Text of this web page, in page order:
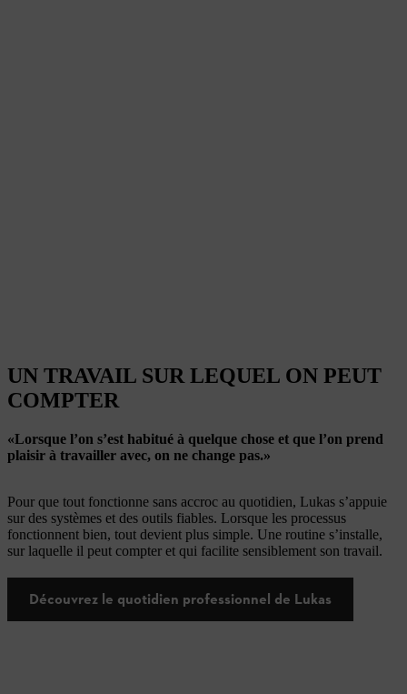
UN TRAVAIL SUR LEQUEL ON PEUT
COMPTER
«Lorsque l’on s’est habitué à quelque chose et que l’on prend
plaisir à travailler avec, on ne change pas.»
Pour que tout fonctionne sans accroc au quotidien, Lukas s’appuie
sur des systèmes et des outils fiables. Lorsque les processus
fonctionnent bien, tout devient plus simple. Une routine s’installe,
sur laquelle il peut compter et qui facilite sensiblement son travail.
Découvrez le quotidien professionnel de Lukas